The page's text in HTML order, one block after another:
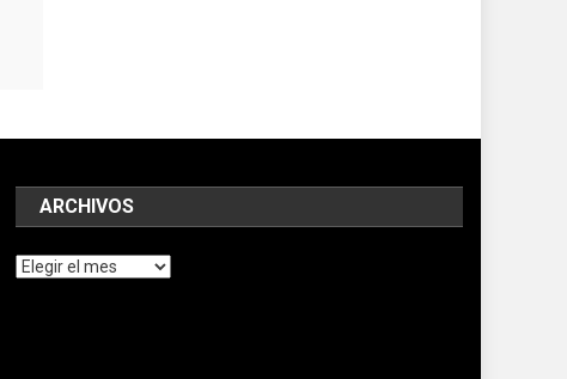
ARCHIVOS
Archivos